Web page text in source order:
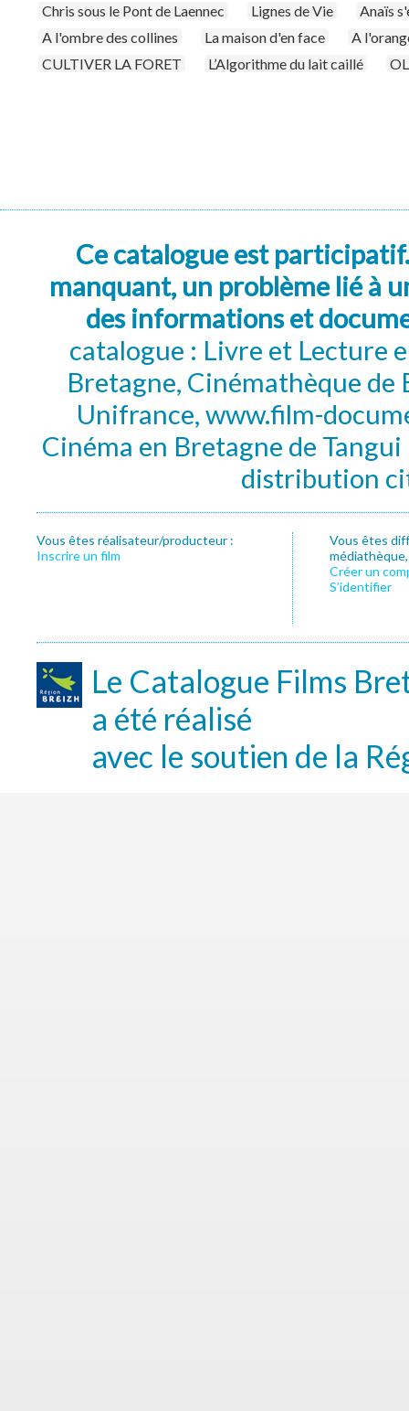
Chris sous le Pont de Laennec
Lignes de Vie
Anaïs
A l'ombre des collines
La maison d'en face
A
CULTIVER LA FORET
L’Algorithme du lait caillé
Ce catalogue est
manquant, un problème lié à
des informations et
catalogue : Livre et Lecture
Bretagne, Cinémathèque de
Unifrance, www.film-
Cinéma en Bretagne de
distribution
Vous êtes réalisateur/producteur :
Inscrire un film
Vous êtes
Créer un
S’identifier
Le Catalogue Films
a été réalisé
avec le soutien de la